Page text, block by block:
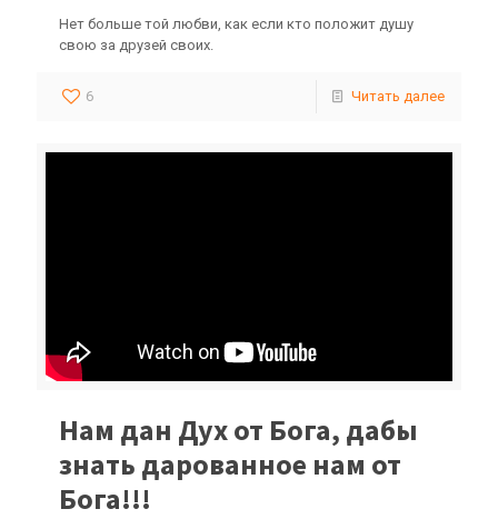
Нет больше той любви, как если кто положит душу
свою за друзей своих.
6 Читать далее
Нам дан Дух от Бога, дабы
знать дарованное нам от
Бога!!!